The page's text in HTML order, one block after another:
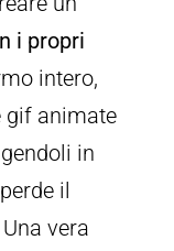
i propri
intero,
gif animate
in
il
vera